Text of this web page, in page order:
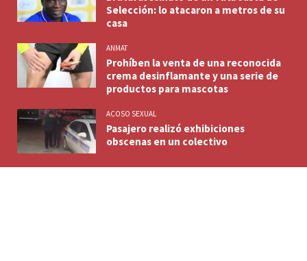
Selección: lo atacaron a metros de su
casa
ANMAT
Prohíben la venta de una reconocida
crema desinflamante y una serie de
productos para mascotas
ACOSO SEXUAL
Pasajero realizó exhibiciones
obscenas en un colectivo